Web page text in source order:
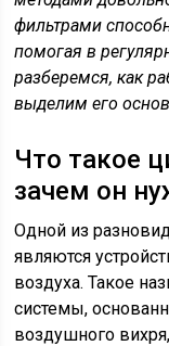
фильтрами
помогая в
разберемся, как
выделим его
Что такое
зачем он
Одной из
являются
воздуха. Такое
системы,
воздушного